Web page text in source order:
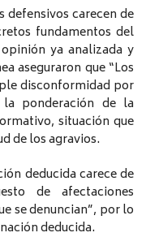
defensivos carecen de
fundamentos del
ya analizada y
aseguraron que “Los
disconformidad por
ponderación de la
situación que
de los agravios.
deducida carece de
de afectaciones
se denuncian”, por lo
deducida.